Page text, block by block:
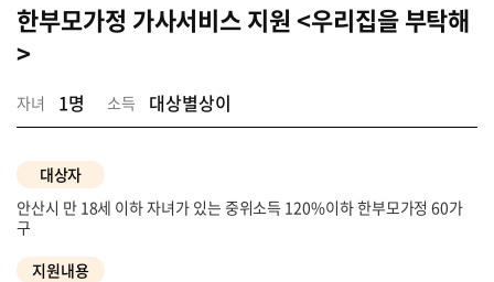
한부모가정 가사서비스 지원 <우리집을 부탁해
>
자녀 1명 소득 대상별상이
대상자
안산시 만 18세 이하 자녀가 있는 중위소득 120%이하 한부모가정 60가
구
지원내용